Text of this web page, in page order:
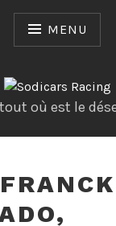
MENU
où est le